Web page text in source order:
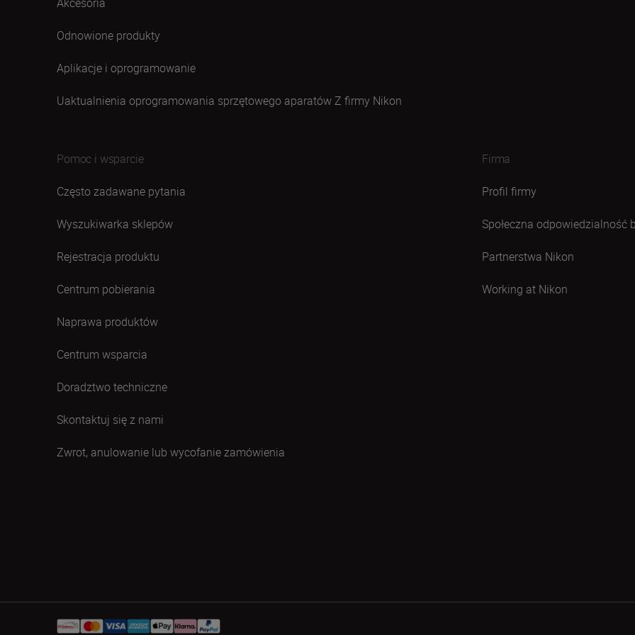
Odnowione produkty
Aplikacje i oprogramowanie
Uaktualnienia oprogramowania sprzętowego aparatów Z firmy Nikon
Pomoc i wsparcie
Często zadawane pytania
Wyszukiwarka sklepów
Rejestracja produktu
Centrum pobierania
Naprawa produktów
Centrum wsparcia
Doradztwo techniczne
Skontaktuj się z nami
Zwrot, anulowanie lub wycofanie zamówienia
Firma
Profil firmy
Społeczna odpowiedzialność
Partnerstwa Nikon
Working at Nikon